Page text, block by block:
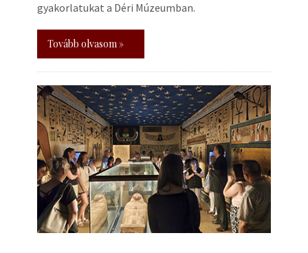
gyakorlatukat a Déri Múzeumban.
Tovább olvasom »